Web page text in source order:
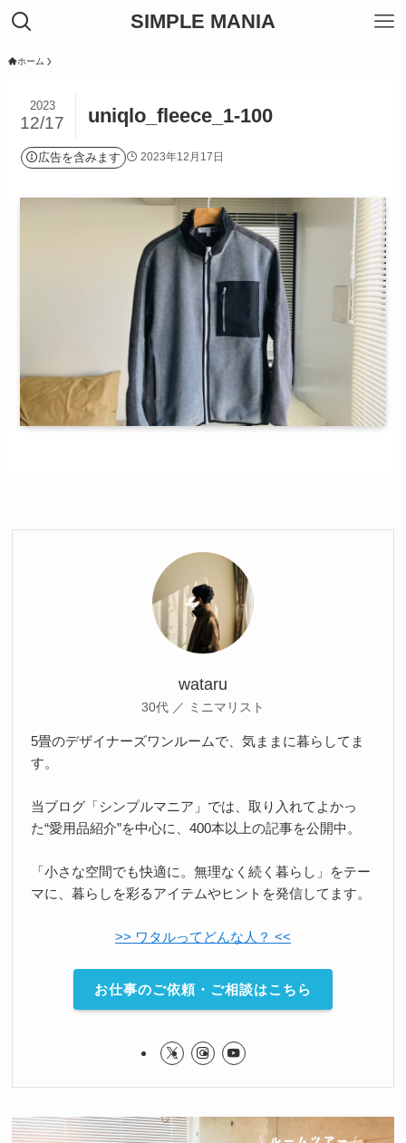
SIMPLE MANIA
ホーム
uniqlo_fleece_1-100
2023
12/17
広告を含みます 2023年12月17日
wataru
30代 ／ ミニマリスト
5畳のデザイナーズワンルームで、気ままに暮らしてま
す。
当ブログ「シンプルマニア」では、取り入れてよかっ
た“愛用品紹介”を中心に、400本以上の記事を公開中。
「小さな空間でも快適に。無理なく続く暮らし」をテー
マに、暮らしを彩るアイテムやヒントを発信してます。
>> ワタルってどんな人？ <<
お仕事のご依頼・ご相談はこちら